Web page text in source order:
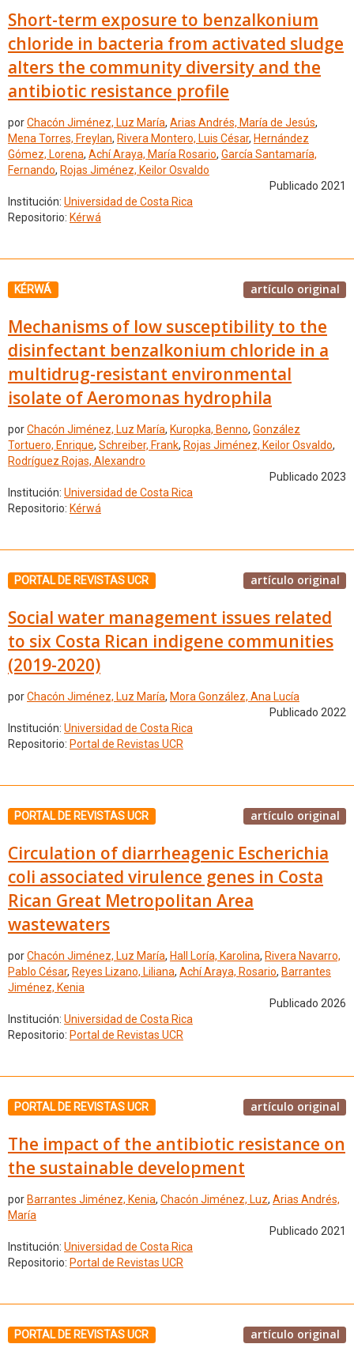
Short-term exposure to benzalkonium
chloride in bacteria from activated sludge
alters the community diversity and the
antibiotic resistance profile
porChacón Jiménez, Luz María, Arias Andrés, María de Jesús,
Mena Torres, Freylan, Rivera Montero, Luis César, Hernández
Gómez, Lorena, Achí Araya, María Rosario, García Santamaría,
Fernando, Rojas Jiménez, Keilor Osvaldo
Publicado 2021
Institución: Universidad de Costa Rica
Repositorio: Kérwá
KÉRWÁ artículo original
Mechanisms of low susceptibility to the
disinfectant benzalkonium chloride in a
multidrug-resistant environmental
isolate of Aeromonas hydrophila
porChacón Jiménez, Luz María, Kuropka, Benno, González
Tortuero, Enrique, Schreiber, Frank, Rojas Jiménez, Keilor Osvaldo,
Rodríguez Rojas, Alexandro
Publicado 2023
Institución: Universidad de Costa Rica
Repositorio: Kérwá
PORTAL DE REVISTAS UCR artículo original
Social water management issues related
to six Costa Rican indigene communities
(2019-2020)
porChacón Jiménez, Luz María, Mora González, Ana Lucía
Publicado 2022
Institución: Universidad de Costa Rica
Repositorio: Portal de Revistas UCR
PORTAL DE REVISTAS UCR artículo original
Circulation of diarrheagenic Escherichia
coli associated virulence genes in Costa
Rican Great Metropolitan Area
wastewaters
porChacón Jiménez, Luz María, Hall Loría, Karolina, Rivera Navarro,
Pablo César, Reyes Lizano, Liliana, Achí Araya, Rosario, Barrantes
Jiménez, Kenia
Publicado 2026
Institución: Universidad de Costa Rica
Repositorio: Portal de Revistas UCR
PORTAL DE REVISTAS UCR artículo original
The impact of the antibiotic resistance on
the sustainable development
por Barrantes Jiménez, Kenia, Chacón Jiménez, Luz, Arias Andrés,
María
Publicado 2021
Institución: Universidad de Costa Rica
Repositorio: Portal de Revistas UCR
PORTAL DE REVISTAS UCR artículo original